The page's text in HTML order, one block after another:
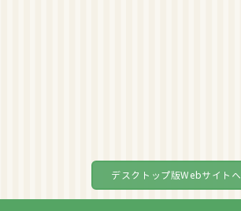
デスクトップ版Webサイトへ